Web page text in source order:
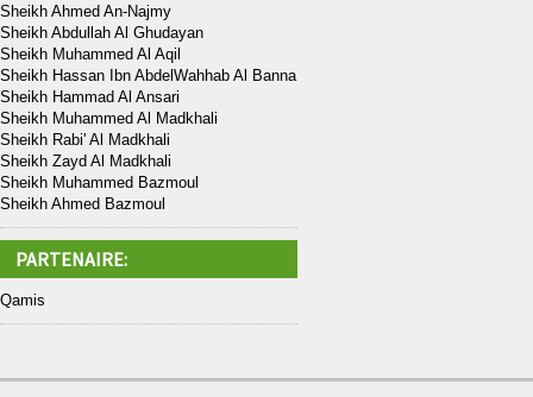
Sheikh Ahmed An-Najmy
Sheikh Abdullah Al Ghudayan
Sheikh Muhammed Al Aqil
Sheikh Hassan Ibn AbdelWahhab Al Banna
Sheikh Hammad Al Ansari
Sheikh Muhammed Al Madkhali
Sheikh Rabi' Al Madkhali
Sheikh Zayd Al Madkhali
Sheikh Muhammed Bazmoul
Sheikh Ahmed Bazmoul
PARTENAIRE:
Qamis